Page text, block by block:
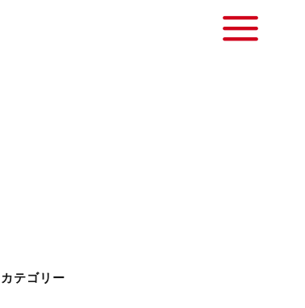
カテゴリー